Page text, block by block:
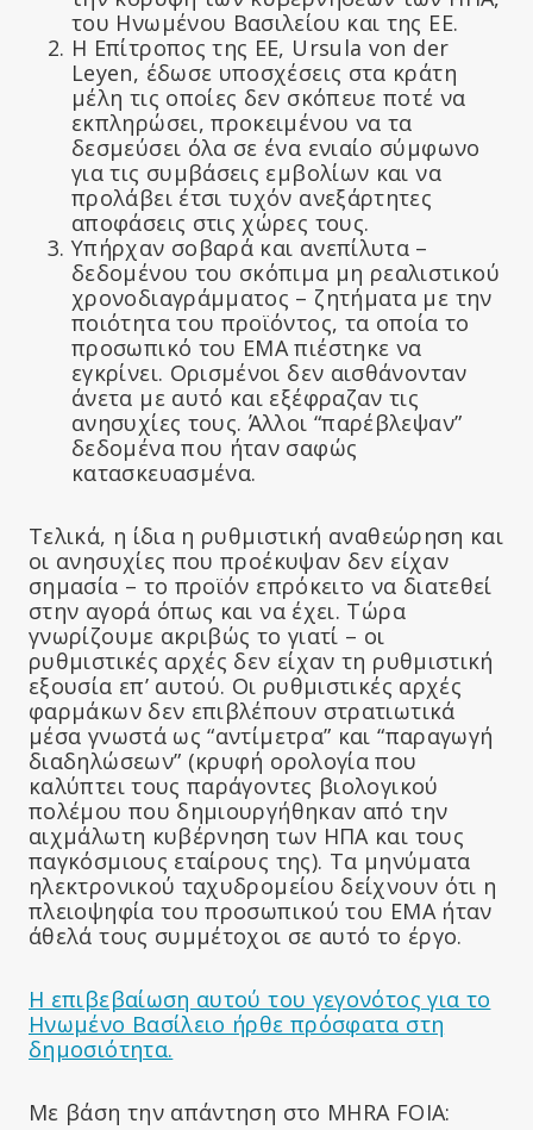
του Ηνωμένου Βασιλείου και της ΕΕ.
Η Επίτροπος της ΕΕ, Ursula von der
Leyen, έδωσε υποσχέσεις στα κράτη
μέλη τις οποίες δεν σκόπευε ποτέ να
εκπληρώσει, προκειμένου να τα
δεσμεύσει όλα σε ένα ενιαίο σύμφωνο
για τις συμβάσεις εμβολίων και να
προλάβει έτσι τυχόν ανεξάρτητες
αποφάσεις στις χώρες τους.
Υπήρχαν σοβαρά και ανεπίλυτα –
δεδομένου του σκόπιμα μη ρεαλιστικού
χρονοδιαγράμματος – ζητήματα με την
ποιότητα του προϊόντος, τα οποία το
προσωπικό του ΕΜΑ πιέστηκε να
εγκρίνει. Ορισμένοι δεν αισθάνονταν
άνετα με αυτό και εξέφραζαν τις
ανησυχίες τους. Άλλοι “παρέβλεψαν”
δεδομένα που ήταν σαφώς
κατασκευασμένα.
Τελικά, η ίδια η ρυθμιστική αναθεώρηση και
οι ανησυχίες που προέκυψαν δεν είχαν
σημασία – το προϊόν επρόκειτο να διατεθεί
στην αγορά όπως και να έχει. Τώρα
γνωρίζουμε ακριβώς το γιατί – οι
ρυθμιστικές αρχές δεν είχαν τη ρυθμιστική
εξουσία επ’ αυτού. Οι ρυθμιστικές αρχές
φαρμάκων δεν επιβλέπουν στρατιωτικά
μέσα γνωστά ως “αντίμετρα” και “παραγωγή
διαδηλώσεων” (κρυφή ορολογία που
καλύπτει τους παράγοντες βιολογικού
πολέμου που δημιουργήθηκαν από την
αιχμάλωτη κυβέρνηση των ΗΠΑ και τους
παγκόσμιους εταίρους της). Τα μηνύματα
ηλεκτρονικού ταχυδρομείου δείχνουν ότι η
πλειοψηφία του προσωπικού του EMA ήταν
άθελά τους συμμέτοχοι σε αυτό το έργο.
Η επιβεβαίωση αυτού του γεγονότος για το
Ηνωμένο Βασίλειο ήρθε πρόσφατα στη
δημοσιότητα.
Με βάση την απάντηση στο MHRA FOIA: